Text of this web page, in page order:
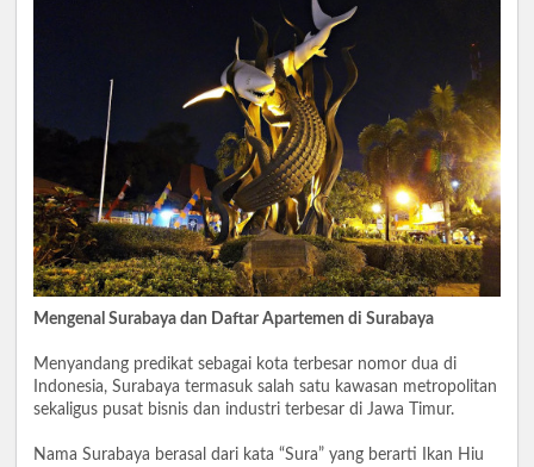
Mengenal Surabaya dan Daftar Apartemen di Surabaya
Menyandang predikat sebagai kota terbesar nomor dua di
Indonesia, Surabaya termasuk salah satu kawasan metropolitan
sekaligus pusat bisnis dan industri terbesar di Jawa Timur.
Nama Surabaya berasal dari kata “Sura” yang berarti Ikan Hiu